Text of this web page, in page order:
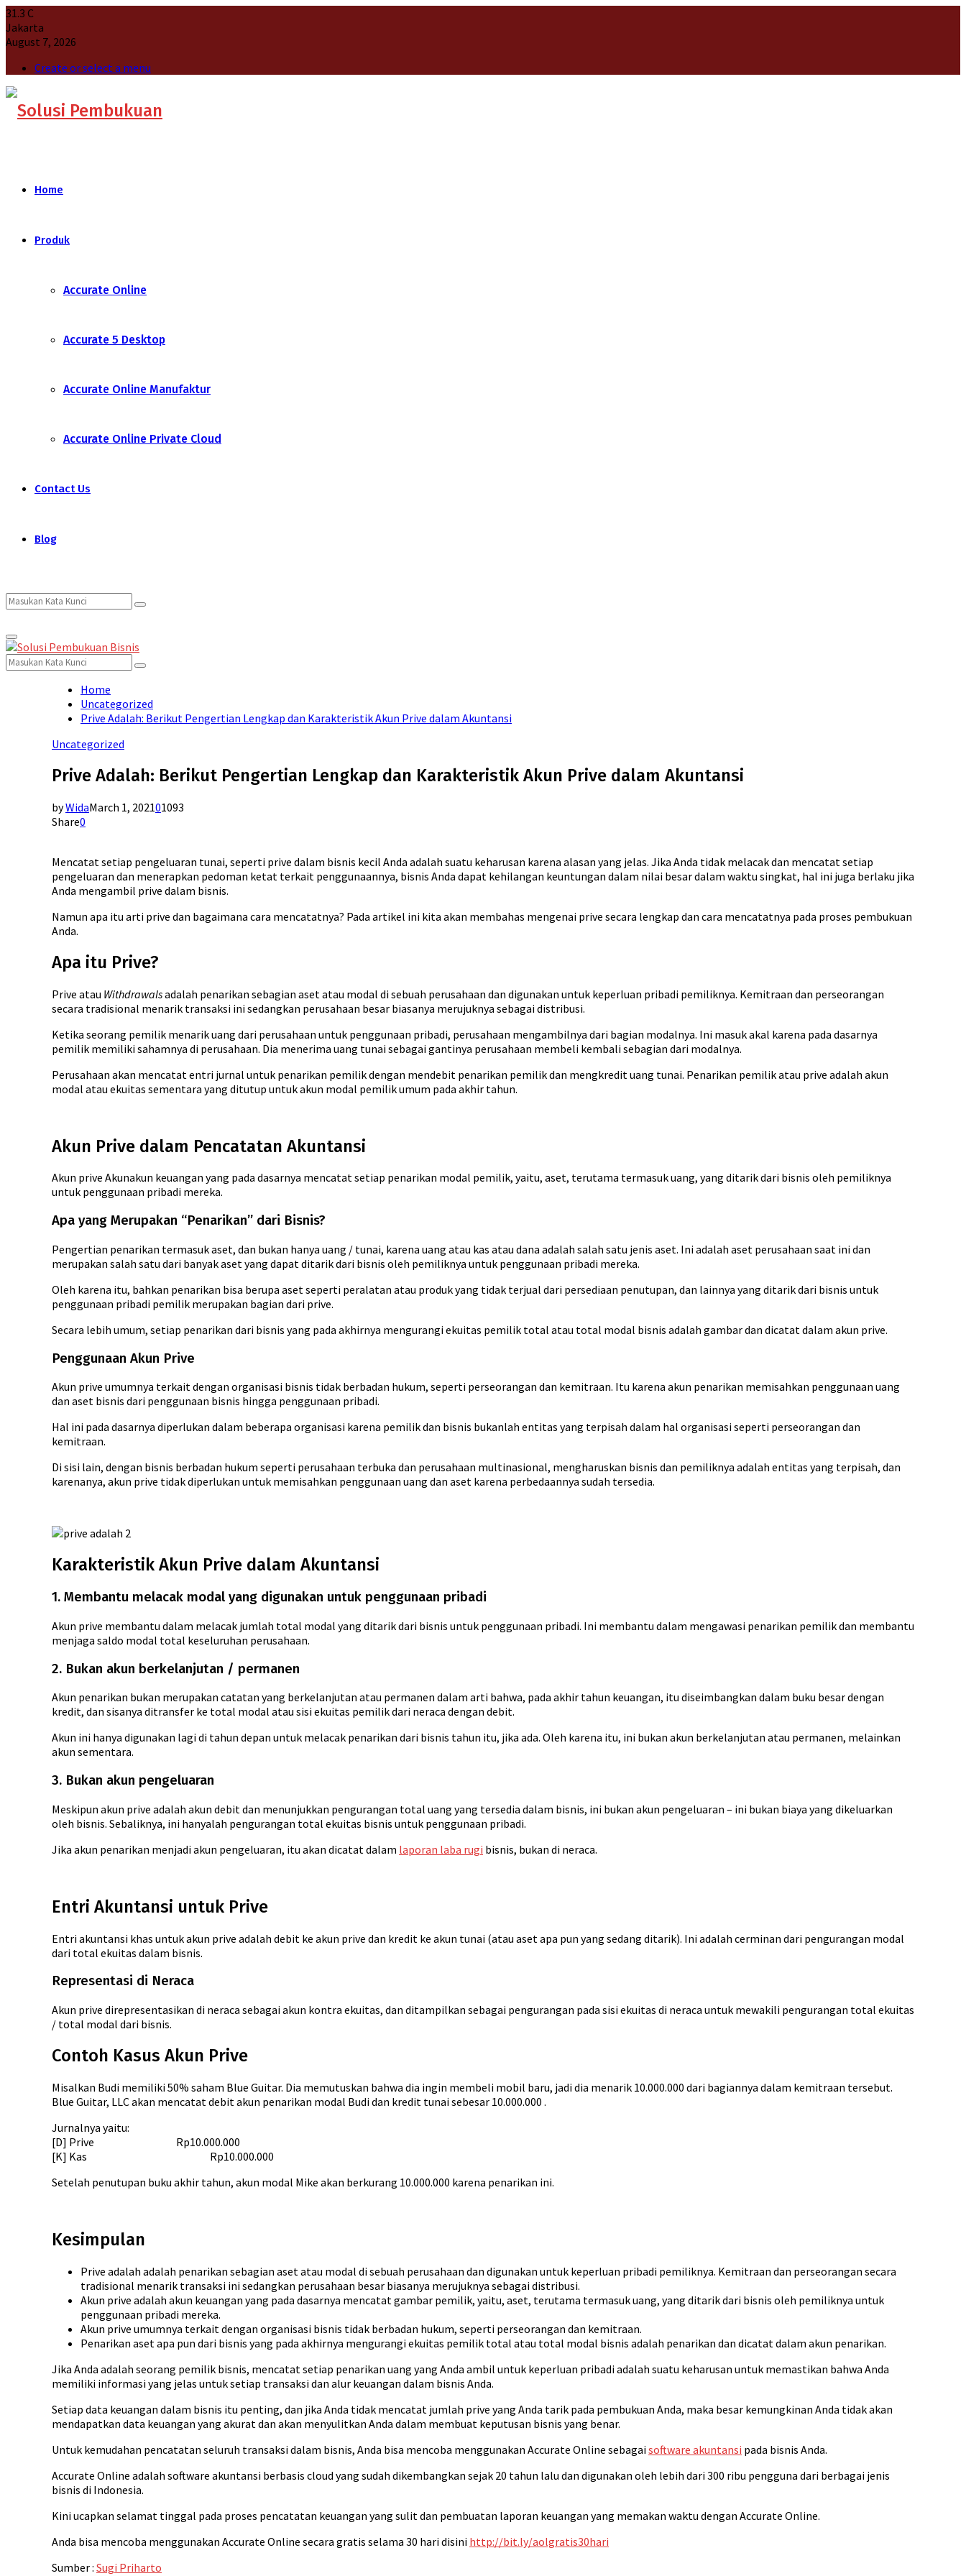
31.3 C
Jakarta
August 7, 2026
Create or select a menu
Home
Produk
Accurate Online
Accurate 5 Desktop
Accurate Online Manufaktur
Accurate Online Private Cloud
Contact Us
Blog
Search
for:
Search
Primary
Menu
Search
for:
Search
Home
Uncategorized
Prive Adalah: Berikut Pengertian Lengkap dan Karakteristik Akun Prive dalam Akuntansi
Uncategorized
Prive Adalah: Berikut Pengertian Lengkap dan Karakteristik Akun Prive dalam Akuntansi
byWidaMarch 1, 202101093
Share0
Mencatat setiap pengeluaran tunai, seperti prive dalam bisnis kecil Anda adalah suatu keharusan karena alasan yang jelas. Jika Anda tidak melacak dan mencatat setiap
pengeluaran dan menerapkan pedoman ketat terkait penggunaannya, bisnis Anda dapat kehilangan keuntungan dalam nilai besar dalam waktu singkat, hal ini juga berlaku jika
Anda mengambil prive dalam bisnis.
Namun apa itu arti prive dan bagaimana cara mencatatnya? Pada artikel ini kita akan membahas mengenai prive secara lengkap dan cara mencatatnya pada proses pembukuan
Anda.
Apa itu Prive?
Prive atau Withdrawalsadalah penarikan sebagian aset atau modal di sebuah perusahaan dan digunakan untuk keperluan pribadi pemiliknya. Kemitraan dan perseorangan
secara tradisional menarik transaksi ini sedangkan perusahaan besar biasanya merujuknya sebagai distribusi.
Ketika seorang pemilik menarik uang dari perusahaan untuk penggunaan pribadi, perusahaan mengambilnya dari bagian modalnya. Ini masuk akal karena pada dasarnya
pemilik memiliki sahamnya di perusahaan. Dia menerima uang tunai sebagai gantinya perusahaan membeli kembali sebagian dari modalnya.
Perusahaan akan mencatat entri jurnal untuk penarikan pemilik dengan mendebit penarikan pemilik dan mengkredit uang tunai. Penarikan pemilik atau prive adalah akun
modal atau ekuitas sementara yang ditutup untuk akun modal pemilik umum pada akhir tahun.
Akun Prive dalam Pencatatan Akuntansi
Akun prive Akunakun keuangan yang pada dasarnya mencatat setiap penarikan modal pemilik, yaitu, aset, terutama termasuk uang, yang ditarik dari bisnis oleh pemiliknya
untuk penggunaan pribadi mereka.
Apa yang Merupakan “Penarikan” dari Bisnis?
Pengertian penarikan termasuk aset, dan bukan hanya uang / tunai, karena uang atau kas atau dana adalah salah satu jenis aset. Ini adalah aset perusahaan saat ini dan
merupakan salah satu dari banyak aset yang dapat ditarik dari bisnis oleh pemiliknya untuk penggunaan pribadi mereka.
Oleh karena itu, bahkan penarikan bisa berupa aset seperti peralatan atau produk yang tidak terjual dari persediaan penutupan, dan lainnya yang ditarik dari bisnis untuk
penggunaan pribadi pemilik merupakan bagian dari prive.
Secara lebih umum, setiap penarikan dari bisnis yang pada akhirnya mengurangi ekuitas pemilik total atau total modal bisnis adalah gambar dan dicatat dalam akun prive.
Penggunaan Akun Prive
Akun prive umumnya terkait dengan organisasi bisnis tidak berbadan hukum, seperti perseorangan dan kemitraan. Itu karena akun penarikan memisahkan penggunaan uang
dan aset bisnis dari penggunaan bisnis hingga penggunaan pribadi.
Hal ini pada dasarnya diperlukan dalam beberapa organisasi karena pemilik dan bisnis bukanlah entitas yang terpisah dalam hal organisasi seperti perseorangan dan
kemitraan.
Di sisi lain, dengan bisnis berbadan hukum seperti perusahaan terbuka dan perusahaan multinasional, mengharuskan bisnis dan pemiliknya adalah entitas yang terpisah, dan
karenanya, akun prive tidak diperlukan untuk memisahkan penggunaan uang dan aset karena perbedaannya sudah tersedia.
Karakteristik Akun Prive dalam Akuntansi
1. Membantu melacak modal yang digunakan untuk penggunaan pribadi
Akun prive membantu dalam melacak jumlah total modal yang ditarik dari bisnis untuk penggunaan pribadi. Ini membantu dalam mengawasi penarikan pemilik dan membantu
menjaga saldo modal total keseluruhan perusahaan.
2. Bukan akun berkelanjutan / permanen
Akun penarikan bukan merupakan catatan yang berkelanjutan atau permanen dalam arti bahwa, pada akhir tahun keuangan, itu diseimbangkan dalam buku besar dengan
kredit, dan sisanya ditransfer ke total modal atau sisi ekuitas pemilik dari neraca dengan debit.
Akun ini hanya digunakan lagi di tahun depan untuk melacak penarikan dari bisnis tahun itu, jika ada. Oleh karena itu, ini bukan akun berkelanjutan atau permanen, melainkan
akun sementara.
3. Bukan akun pengeluaran
Meskipun akun prive adalah akun debit dan menunjukkan pengurangan total uang yang tersedia dalam bisnis, ini bukan akun pengeluaran – ini bukan biaya yang dikeluarkan
oleh bisnis. Sebaliknya, ini hanyalah pengurangan total ekuitas bisnis untuk penggunaan pribadi.
Jika akun penarikan menjadi akun pengeluaran, itu akan dicatat dalam laporan laba rugi bisnis, bukan di neraca.
Entri Akuntansi untuk Prive
Entri akuntansi khas untuk akun prive adalah debit ke akun prive dan kredit ke akun tunai (atau aset apa pun yang sedang ditarik). Ini adalah cerminan dari pengurangan modal
dari total ekuitas dalam bisnis.
Representasi di Neraca
Akun prive direpresentasikan di neraca sebagai akun kontra ekuitas, dan ditampilkan sebagai pengurangan pada sisi ekuitas di neraca untuk mewakili pengurangan total ekuitas
/ total modal dari bisnis.
Contoh Kasus Akun Prive
Misalkan Budi memiliki 50% saham Blue Guitar. Dia memutuskan bahwa dia ingin membeli mobil baru, jadi dia menarik 10.000.000 dari bagiannya dalam kemitraan tersebut.
Blue Guitar, LLC akan mencatat debit akun penarikan modal Budi dan kredit tunai sebesar 10.000.000 .
Jurnalnya yaitu:
[D] Prive Rp10.000.000
[K] Kas Rp10.000.000
Setelah penutupan buku akhir tahun, akun modal Mike akan berkurang 10.000.000 karena penarikan ini.
Kesimpulan
Prive adalah adalah penarikan sebagian aset atau modal di sebuah perusahaan dan digunakan untuk keperluan pribadi pemiliknya. Kemitraan dan perseorangan secara
tradisional menarik transaksi ini sedangkan perusahaan besar biasanya merujuknya sebagai distribusi.
Akun prive adalah akun keuangan yang pada dasarnya mencatat gambar pemilik, yaitu, aset, terutama termasuk uang, yang ditarik dari bisnis oleh pemiliknya untuk
penggunaan pribadi mereka.
Akun prive umumnya terkait dengan organisasi bisnis tidak berbadan hukum, seperti perseorangan dan kemitraan.
Penarikan aset apa pun dari bisnis yang pada akhirnya mengurangi ekuitas pemilik total atau total modal bisnis adalah penarikan dan dicatat dalam akun penarikan.
Jika Anda adalah seorang pemilik bisnis, mencatat setiap penarikan uang yang Anda ambil untuk keperluan pribadi adalah suatu keharusan untuk memastikan bahwa Anda
memiliki informasi yang jelas untuk setiap transaksi dan alur keuangan dalam bisnis Anda.
Setiap data keuangan dalam bisnis itu penting, dan jika Anda tidak mencatat jumlah prive yang Anda tarik pada pembukuan Anda, maka besar kemungkinan Anda tidak akan
mendapatkan data keuangan yang akurat dan akan menyulitkan Anda dalam membuat keputusan bisnis yang benar.
Untuk kemudahan pencatatan seluruh transaksi dalam bisnis, Anda bisa mencoba menggunakan Accurate Online sebagaisoftware akuntansi pada bisnis Anda.
Accurate Online adalah software akuntansi berbasis cloud yang sudah dikembangkan sejak 20 tahun lalu dan digunakan oleh lebih dari 300 ribu pengguna dari berbagai jenis
bisnis di Indonesia.
Kini ucapkan selamat tinggal pada proses pencatatan keuangan yang sulit dan pembuatan laporan keuangan yang memakan waktu dengan Accurate Online.
Anda bisa mencoba menggunakan Accurate Online secara gratis selama 30 hari disini http://bit.ly/aolgratis30hari
Sumber : Sugi Priharto